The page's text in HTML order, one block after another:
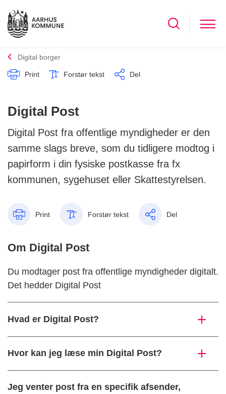
Digital borger
Print Forstør tekst Del
Digital Post
Digital Post fra offentlige myndigheder er den
samme slags breve, som du tidligere modtog i
papirform i din fysiske postkasse fra fx
kommunen, sygehuset eller Skattestyrelsen.
Print Forstør tekst Del
Om Digital Post
Du modtager post fra offentlige myndigheder digitalt.
Det hedder Digital Post
Hvad er Digital Post?
Hvor kan jeg læse min Digital Post?
Jeg venter post fra en specifik afsender,